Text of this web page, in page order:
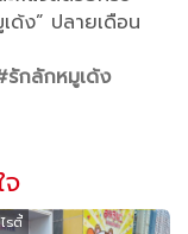
ด้ง” ปลายเดือน
รักลักหมูเด้ง
รตี้